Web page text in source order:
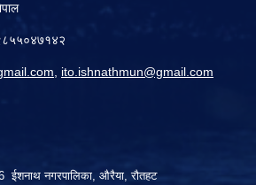
ito.ishnathmun@gmail.com
ईशनाथ नगरपालिका, औरैया, रौतहट